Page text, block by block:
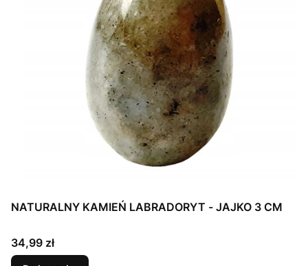
NATURALNY KAMIEŃ LABRADORYT - JAJKO 3 CM
Cena
34,99 zł